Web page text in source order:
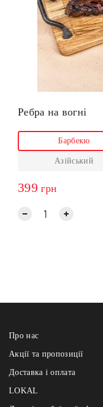
Ребра на вогні
Барбекю
Азійський
399 грн
Про нас
Акції та пропозиції
Доставка і оплата
LOKAL